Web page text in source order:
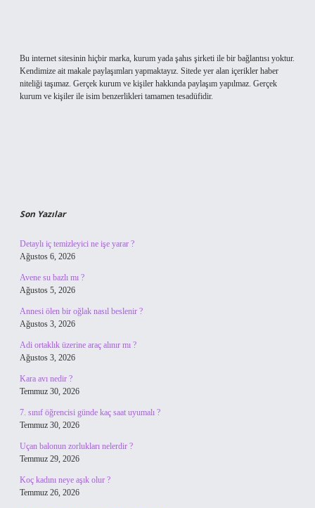
Bu internet sitesinin hiçbir marka, kurum yada şahıs şirketi ile bir bağlantısı yoktur.
Kendimize ait makale paylaşımları yapmaktayız. Sitede yer alan içerikler haber
niteliği taşımaz. Gerçek kurum ve kişiler hakkında paylaşım yapılmaz. Gerçek
kurum ve kişiler ile isim benzerlikleri tamamen tesadüfidir.
Son Yazılar
Detaylı iç temizleyici ne işe yarar ?
Ağustos 6, 2026
Avene su bazlı mı ?
Ağustos 5, 2026
Annesi ölen bir oğlak nasıl beslenir ?
Ağustos 3, 2026
Adi ortaklık üzerine araç alınır mı ?
Ağustos 3, 2026
Kara avı nedir ?
Temmuz 30, 2026
7. sınıf öğrencisi günde kaç saat uyumalı ?
Temmuz 30, 2026
Uçan balonun zorlukları nelerdir ?
Temmuz 29, 2026
Koç kadını neye aşık olur ?
Temmuz 26, 2026